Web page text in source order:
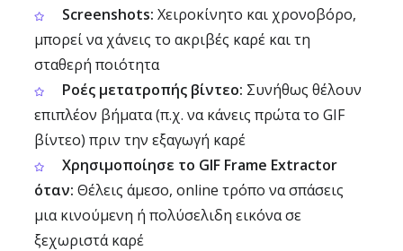
Screenshots: Χειροκίνητο και χρονοβόρο,
μπορεί να χάνεις το ακριβές καρέ και τη
σταθερή ποιότητα
Ροές μετατροπής βίντεο: Συνήθως θέλουν
επιπλέον βήματα (π.χ. να κάνεις πρώτα το GIF
βίντεο) πριν την εξαγωγή καρέ
Χρησιμοποίησε το GIF Frame Extractor
όταν: Θέλεις άμεσο, online τρόπο να σπάσεις
μια κινούμενη ή πολύσελιδη εικόνα σε
ξεχωριστά καρέ